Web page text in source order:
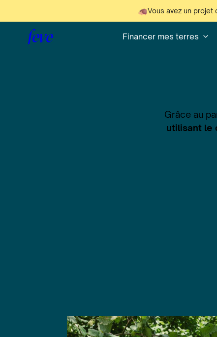
Vous avez un projet
feve Financer mes terres
Grâce au
utilisant le